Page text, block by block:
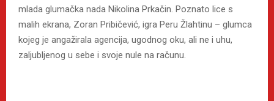
mlada glumačka nada Nikolina Prkačin. Poznato lice s
malih ekrana, Zoran Pribičević, igra Peru Žlahtinu – glumca
kojeg je angažirala agencija, ugodnog oku, ali ne i uhu,
zaljubljenog u sebe i svoje nule na računu.